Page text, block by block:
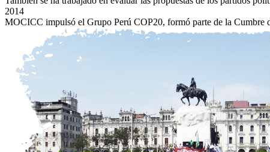
2014
MOCICC impulsó el Grupo Perú COP20, formó parte de la Cumbre